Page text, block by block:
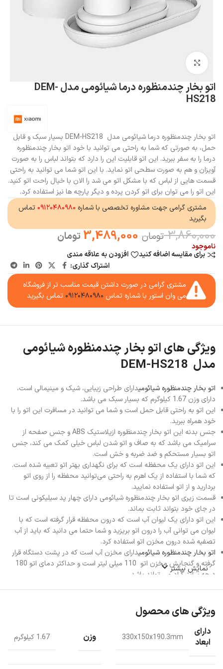
بزرگنمایی تصویر
اتو بخار چندمنظوره درما شیائومی مدل DEM-
HS218
اتو بخار چندمنظوره درما شیائومی مدل DEM-HS218 بسیار سبک و قابل
حمل، به صورتی که شما به راحتی می توانید با خود اتو بخار چندمنظوره
درما را به سفر ببرید. این اتو قابلیت این را دارد که بتواند لباس را به صورت
آویزان و هم به صورت سطحی اتو نماید. با این اتو شما می توانید به راحتی
قسمت هایی از لباس که با مشکل اتو می شد را الان با خیال راحت اتو کنید.
این اتو را می توان برای اتو کردن پرده و دیگر پارچه ها نیز استفاده کرد.
مشتری گرامی جهت مشاوره تخصصی با شماره ۰۹۱۲۰۴۸۰۹۸۰ تماس
بگیرید
3,860,000 تومان 3,489,000 تومان
ناموجود
برای مقایسه اضافه کنید
افزودن به علاقه مندی
اشتراک گذاری:
مشتری گرامی در صورت داشتن قیمت مناسب تر از فروشگاه
می وان استور با شماره تماس ۰۹۱۲۰۴۸۰۹۸۰ تماس بگیرید
ویژگی های اتو بخار چندمنظوره شیائومی
مدل DEM-HS218
اتو بخار چندمنظوره شیائومیدارای طراحی زیبایی، شیک و مینیمالی است،
دارای وزن 1.67 کیلو‌گرم که بسیار سبک می باشد.
این اتو به راحتی قابل حمل است و شما می توانید در مسافرت این اتو را با
خود همراه ببرید.
جنس بدنه این اتو بخار چندمنظوره ازپلاستیک ABS و جنس صفحه از
سرامیک می باشد که به صاف و اتو شدن لباس خیلی کمک می کند، جنس
اتو بسیار مستحکم و ضد ضربه و خش است.
این اتو دارای یک محفظه است که برای نگهداری بهتر اتو تعبیه شده است.
که شما با استفاده از یک اهرم به راحتی می‌توانید محفظه را از روی اتو
بردارید و از اتو استفاده نمایید.
قسمت زیری اتو بخار چندمنظوره شیائومی دارای چهار پد سیلیکونی است تا
در جای خود بتواند ثابت بماند.
این اتو دارای یک لیوان آب است که درون محفظه قرار گرفته است که با
لیوان می توانی آب را درون اتو بریزید و شما حتما می دانید که باید از آب
تصفیه شده درون مخزن اتو استفاده کرد.
اتو بخار چندمنظوره شیائومیدارای مخزن آب است که در پشت دستگاه قرار
گرفته و گنجایش مخزن اتو 110 میلی‌ لیتر است و حداکثر دمای اتو 180
درجه سانتیگراد می تواند باشد.
اتونمایید.
اتو بخار چندمنظوره شیائومیبه گونه ایی است که شما می توانید لباس
آویزان شده را هم اتو بکشید و چروک لباس را از بین ببرید و همچنین می
توانید لباس را روی سطحی پهن کرد و اتو کنید.
نمایش بیشتر
ویژگی های محصول
دارای
ابعاد
330x150x190.3mm وزن 1.67 کیلو‌گرم